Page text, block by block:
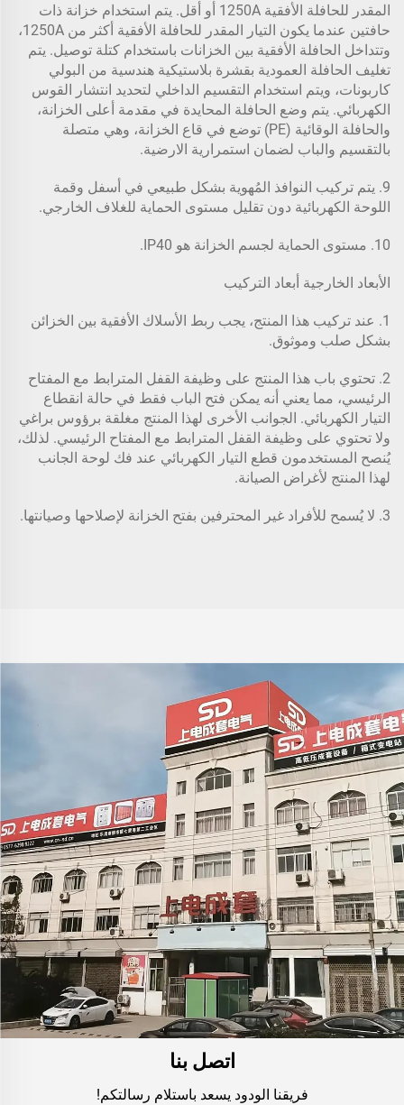
المقدر للحافلة الأفقية 1250A أو أقل. يتم استخدام خزانة ذات
حافتين عندما يكون التيار المقدر للحافلة الأفقية أكثر من 1250A،
وتتداخل الحافلة الأفقية بين الخزانات باستخدام كتلة توصيل. يتم
تغليف الحافلة العمودية بقشرة بلاستيكية هندسية من البولي
كاربونات، ويتم استخدام التقسيم الداخلي لتحديد انتشار القوس
الكهربائي. يتم وضع الحافلة المحايدة في مقدمة أعلى الخزانة،
والحافلة الوقائية (PE) توضع في قاع الخزانة، وهي متصلة
بالتقسيم والباب لضمان استمرارية الارضية.
9. يتم تركيب النوافذ المُهوية بشكل طبيعي في أسفل وقمة
اللوحة الكهربائية دون تقليل مستوى الحماية للغلاف الخارجي.
10. مستوى الحماية لجسم الخزانة هو IP40.
الأبعاد الخارجية أبعاد التركيب
1. عند تركيب هذا المنتج، يجب ربط الأسلاك الأفقية بين الخزائن
بشكل صلب وموثوق.
2. تحتوي باب هذا المنتج على وظيفة القفل المترابط مع المفتاح
الرئيسي، مما يعني أنه يمكن فتح الباب فقط في حالة انقطاع
التيار الكهربائي. الجوانب الأخرى لهذا المنتج مغلقة برؤوس براغي
ولا تحتوي على وظيفة القفل المترابط مع المفتاح الرئيسي. لذلك،
يُنصح المستخدمون قطع التيار الكهربائي عند فك لوحة الجانب
لهذا المنتج لأغراض الصيانة.
3. لا يُسمح للأفراد غير المحترفين بفتح الخزانة لإصلاحها وصيانتها.
اتصل بنا
فريقنا الودود يسعد باستلام رسالتكم!